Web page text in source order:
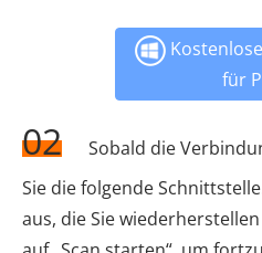
für
02
Sobald die
Sie die folgende
aus, die Sie